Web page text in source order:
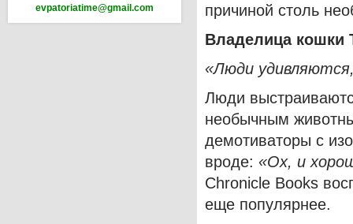
evpatoriatime@gmail.com
причиной столь
Владелица кошки
«Люди
Люди
необычным
демотиваторы с
вроде: «Ох, и
Chronicle Books
еще популярнее.